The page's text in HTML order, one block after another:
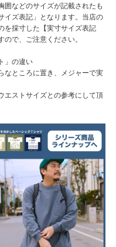
囲などのサイズが記載されたも
イズ表記」となります。当店の
を採寸した【実寸サイズ表記
ので、ご注意ください。
」の違い
なところに置き、メジャーで実
エストサイズとの参考にして頂